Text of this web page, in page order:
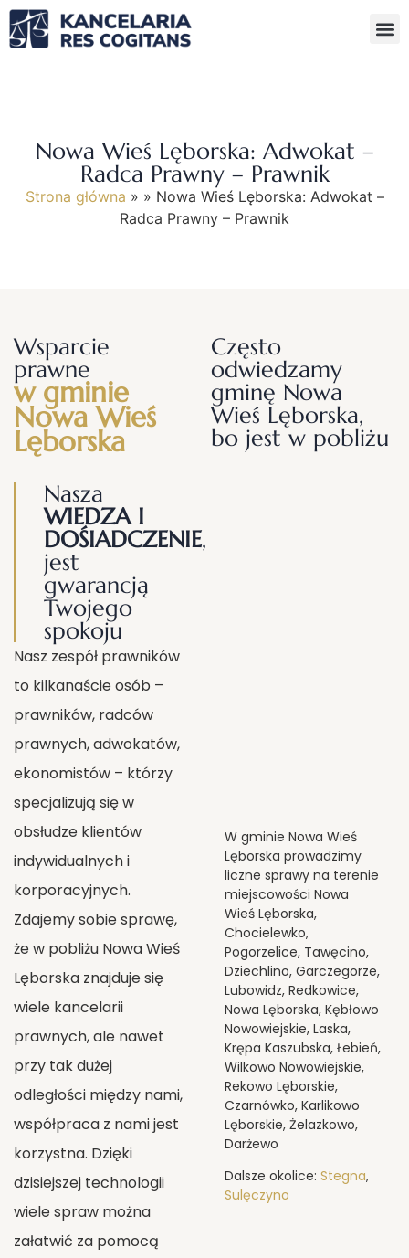
Nowa Wieś Lęborska: Adwokat –
Radca Prawny – Prawnik
Strona główna » » Nowa Wieś Lęborska: Adwokat –
Radca Prawny – Prawnik
Wsparcie
prawne
w gminie
Nowa Wieś
Lęborska
Nasza
WIEDZA I
DOŚIADCZENIE,
jest
gwarancją
Twojego
spokoju
Nasz zespół prawników
to kilkanaście osób –
prawników, radców
prawnych, adwokatów,
ekonomistów – którzy
specjalizują się w
obsłudze klientów
indywidualnych i
korporacyjnych.
Zdajemy sobie sprawę,
że w pobliżu Nowa Wieś
Lęborska znajduje się
wiele kancelarii
prawnych, ale nawet
przy tak dużej
odległości między nami,
współpraca z nami jest
korzystna. Dzięki
dzisiejszej technologii
wiele spraw można
załatwić za pomocą
Często
odwiedzamy
gminę Nowa
Wieś Lęborska,
bo jest w pobliżu
W gminie Nowa Wieś
Lęborska prowadzimy
liczne sprawy na terenie
miejscowości Nowa
Wieś Lęborska,
Chocielewko,
Pogorzelice, Tawęcino,
Dziechlino, Garczegorze,
Lubowidz, Redkowice,
Nowa Lęborska, Kębłowo
Nowowiejskie, Laska,
Krępa Kaszubska, Łebień,
Wilkowo Nowowiejskie,
Rekowo Lęborskie,
Czarnówko, Karlikowo
Lęborskie, Żelazkowo,
Darżewo
Dalsze okolice:Stegna,
Sulęczyno